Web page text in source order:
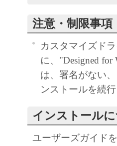
ウェアプログラム
をご使用になる
キヤノンと言い
お客様は、『同
点、または「本
て、本契約書に同
お客様が本契約書
注意・制限事項
カスタマイズド
に、"Designed
は、署名がない
ンストールを続行
インストール
ユーザーズガイド